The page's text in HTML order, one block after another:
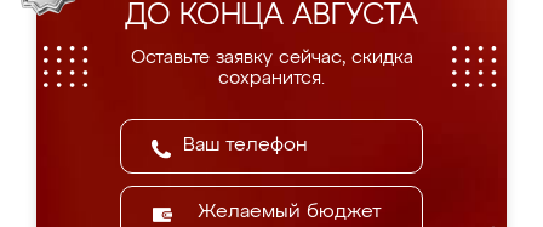
ДО КОНЦА АВГУСТА
Оставьте заявку сейчас, скидка
сохранится.
Желаемый бюджет